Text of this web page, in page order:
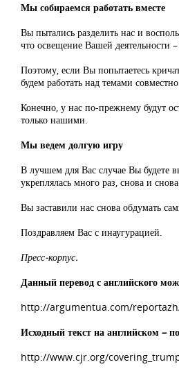
Мы собираемся работать вместе
Вы пытались разделить нас и
что освещение Вашей деятельности
Поэтому, если Вы попытаетесь
будем работать над темами
Конечно, у нас по-прежнему будут
только нашими.
Мы ведем долгую игру
В лучшем для Вас случае Вы будете
укреплялась много раз, снова и
Вы заставили нас снова обдумать
Поздравляем Вас с инаугурацией.
Пресс-корпус.
Данный перевод с английского
http://argumentua.com/
Исходный текст на английском –
http://www.cjr.org/